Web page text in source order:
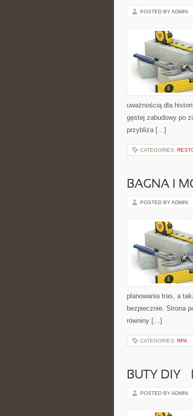
POSTED BY ADMIN
uważnością dla
gęstej zabudowy po
przybliża […]
CATEGORIES:
BAGNA I
POSTED BY ADMIN
planowania tras, a
bezpiecznie. Strona
równiny […]
CATEGORIES: RPA
BUTY DIY
POSTED BY ADMIN